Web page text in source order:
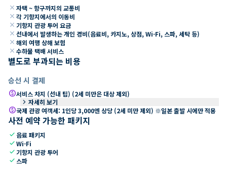
close 자택 ~ 항구까지의 교통비
close 각 기항지에서의 이동비
close 기항지 관광 투어 요금
close 선내에서 발생하는 개인 경비(음료비, 카지노, 상점, Wi-Fi, 스파, 세탁 등)
close 해외 여행 상해 보험
close 수하물 택배 서비스
별도로 부과되는 비용
승선 시 결제
paid서비스 차지 (선내 팁) (2세 미만은 대상 제외)
keyboard_arrow_right 자세히 보기
paid국제 관광 여객세: 1인당 3,000엔 상당 (2세 미만 제외) ※일본 출발 시에만 적용
사전 예약 가능한 패키지
check 음료 패키지
checkWi-Fi
check 기항지 관광 투어
check 스파